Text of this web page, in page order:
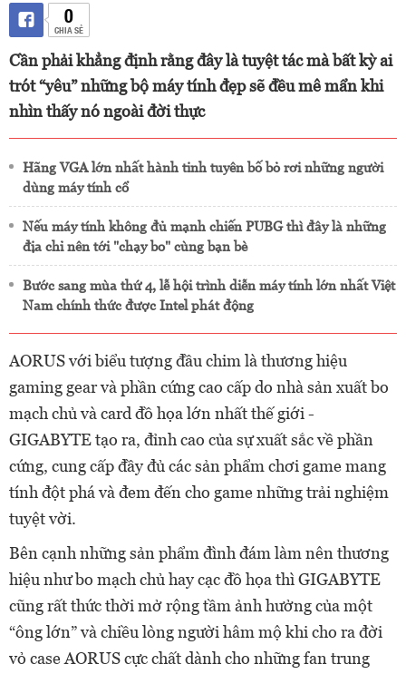
0
CHIA SẺ
Cần phải khẳng định rằng đây là tuyệt tác mà bất kỳ ai
trót “yêu” những bộ máy tính đẹp sẽ đều mê mẩn khi
nhìn thấy nó ngoài đời thực
Hãng VGA lớn nhất hành tinh tuyên bố bỏ rơi những người
dùng máy tính cổ
Nếu máy tính không đủ mạnh chiến PUBG thì đây là những
địa chỉ nên tới "chạy bo" cùng bạn bè
Bước sang mùa thứ 4, lễ hội trình diễn máy tính lớn nhất Việt
Nam chính thức được Intel phát động
AORUS với biểu tượng đầu chim là thương hiệu
gaming gear và phần cứng cao cấp do nhà sản xuất bo
mạch chủ và card đồ họa lớn nhất thế giới -
GIGABYTE tạo ra, đỉnh cao của sự xuất sắc về phần
cứng, cung cấp đầy đủ các sản phẩm chơi game mang
tính đột phá và đem đến cho game những trải nghiệm
tuyệt vời.
Bên cạnh những sản phẩm đình đám làm nên thương
hiệu như bo mạch chủ hay cạc đồ họa thì GIGABYTE
cũng rất thức thời mở rộng tầm ảnh hưởng của một
“ông lớn” và chiều lòng người hâm mộ khi cho ra đời
vỏ case AORUS cực chất dành cho những fan trung